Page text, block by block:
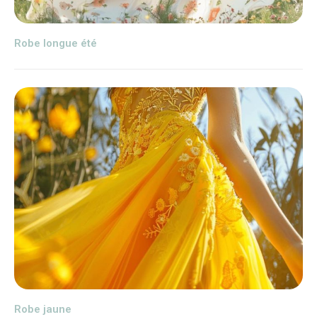
Robe longue été
Robe jaune